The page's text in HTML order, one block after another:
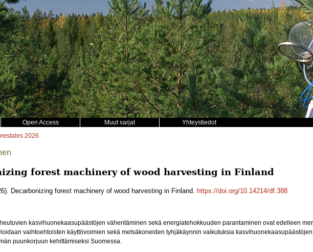
Open Access Muut sarjat Yhteystiedot
2026
forest machinery of wood harvesting in Finland
Decarbonizing forest machinery of wood harvesting in Finland. https://doi.org/10.14214/df.388
kasvihuonekaasupäästöjen vähentäminen sekä energiatehokkuuden parantaminen ovat edelleen
vaihtoehtoisten käyttövoimien sekä metsäkoneiden tyhjäkäynnin vaikutuksia
puunkorjuun kehittämiseksi Suomessa.